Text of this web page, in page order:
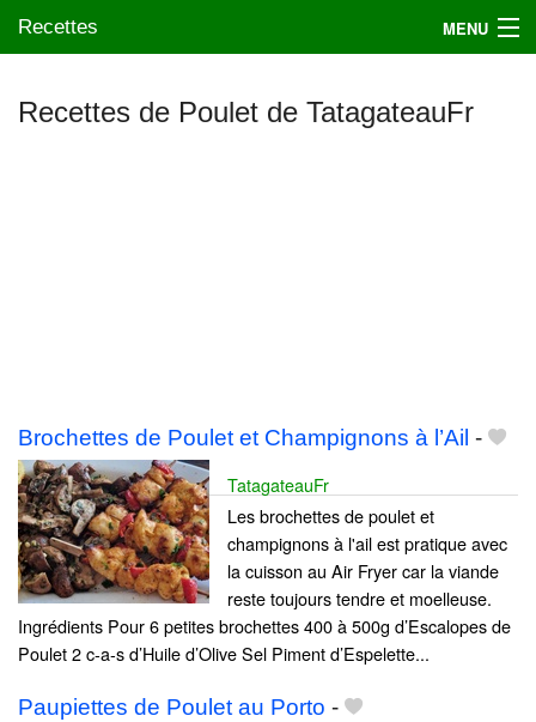
Recettes MENU
Recettes de Poulet de TatagateauFr
Brochettes de Poulet et Champignons à l’Ail -
TatagateauFr
Les brochettes de poulet et
champignons à l'ail est pratique avec
la cuisson au Air Fryer car la viande
reste toujours tendre et moelleuse.
Ingrédients Pour 6 petites brochettes 400 à 500g d’Escalopes de
Poulet 2 c-a-s d’Huile d’Olive Sel Piment d’Espelette...
Paupiettes de Poulet au Porto -